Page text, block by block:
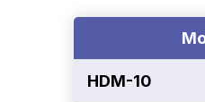
HDM-10